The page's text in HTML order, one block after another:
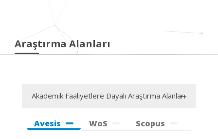
Araştırma Alanları
Akademik Faaliyetlere Dayalı Araştırma Alanları
Avesis WoS Scopus